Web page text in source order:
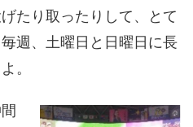
たり取ったりして、とて
週、土曜日と日曜日に長
。